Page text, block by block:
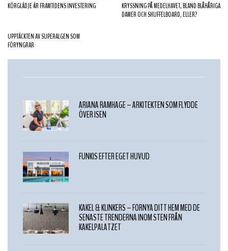
KÖRGLÄDJE ÄR FRAMTIDENS INVESTERING
KRYSSNING PÅ MEDELHAVET, BLAND BLÅHÅRIGA
DAMER OCH SHUFFELBOARD, ELLER?
UPPTÄCKTEN AV SUPERALGEN SOM
FÖRYNGRAR
ARIANA RAMHAGE – ARKITEKTEN SOM FLYDDE
ÖVER ISEN
FUNKIS EFTER EGET HUVUD
KAKEL & KLINKERS – FÖRNYA DITT HEM MED DE
SENASTE TRENDERNA INOM STEN FRÅN
KAKELPALATZET